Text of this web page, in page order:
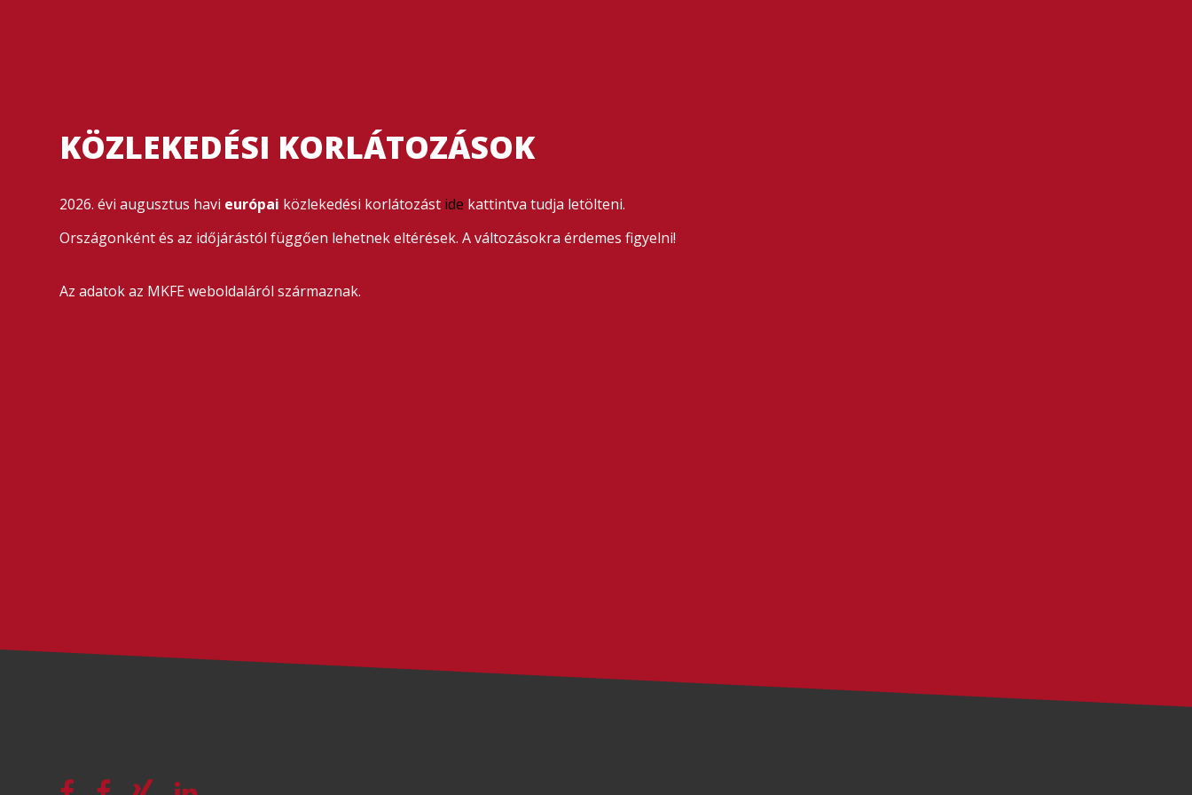
KÖZLEKEDÉSI KORLÁTOZÁSOK
2026. évi augusztus havi európai közlekedési korlátozást ide kattintva tudja letölteni.
Országonként és az időjárástól függően lehetnek eltérések. A változásokra érdemes figyelni!
Az adatok az MKFE weboldaláról származnak.